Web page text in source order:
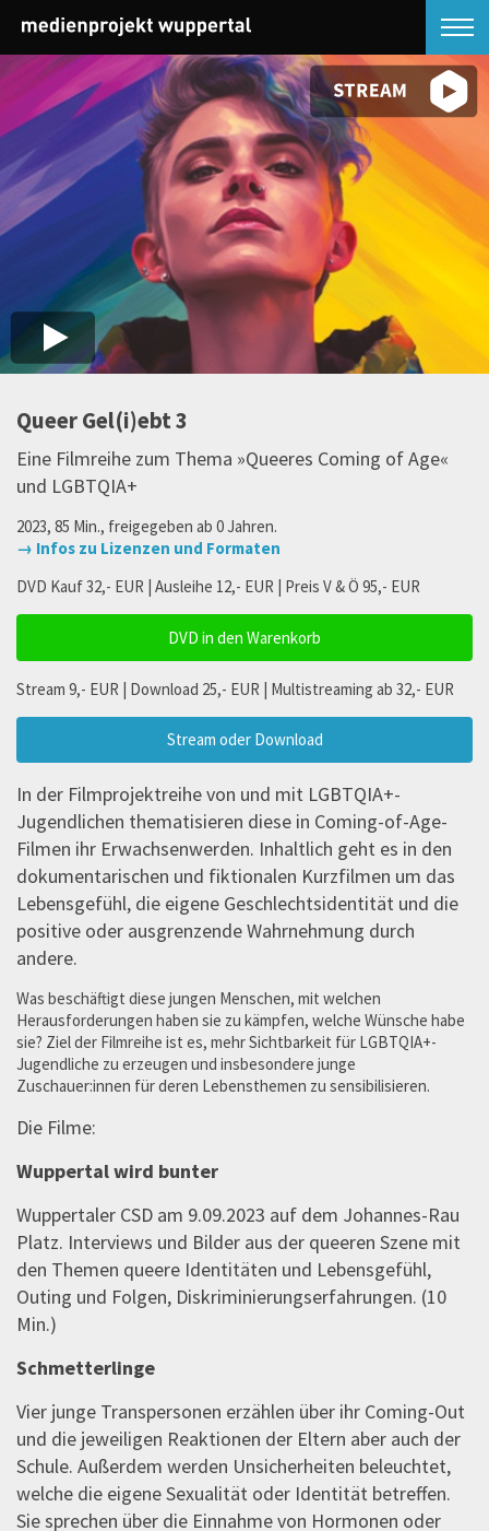
Queer Gel(i)ebt 3
Eine Filmreihe zum Thema »Queeres Coming of Age«
und LGBTQIA+
2023, 85 Min., freigegeben ab 0 Jahren.
→ Infos zu Lizenzen und Formaten
DVD Kauf 32,- EUR | Ausleihe 12,- EUR | Preis V & Ö 95,- EUR
DVD in den Warenkorb
Stream 9,- EUR | Download 25,- EUR | Multistreaming ab 32,- EUR
Stream oder Download
In der Filmprojektreihe von und mit LGBTQIA+-
Jugendlichen thematisieren diese in Coming-of-Age-
Filmen ihr Erwachsenwerden. Inhaltlich geht es in den
dokumentarischen und fiktionalen Kurzfilmen um das
Lebensgefühl, die eigene Geschlechtsidentität und die
positive oder ausgrenzende Wahrnehmung durch
andere.
Was beschäftigt diese jungen Menschen, mit welchen
Herausforderungen haben sie zu kämpfen, welche Wünsche habe
sie? Ziel der Filmreihe ist es, mehr Sichtbarkeit für LGBTQIA+-
Jugendliche zu erzeugen und insbesondere junge
Zuschauer:innen für deren Lebensthemen zu sensibilisieren.
Die Filme:
Wuppertal wird bunter
Wuppertaler CSD am 9.09.2023 auf dem Johannes-Rau
Platz. Interviews und Bilder aus der queeren Szene mit
den Themen queere Identitäten und Lebensgefühl,
Outing und Folgen, Diskriminierungserfahrungen. (10
Min.)
Schmetterlinge
Vier junge Transpersonen erzählen über ihr Coming-Out
und die jeweiligen Reaktionen der Eltern aber auch der
Schule. Außerdem werden Unsicherheiten beleuchtet,
welche die eigene Sexualität oder Identität betreffen.
Sie sprechen über die Einnahme von Hormonen oder